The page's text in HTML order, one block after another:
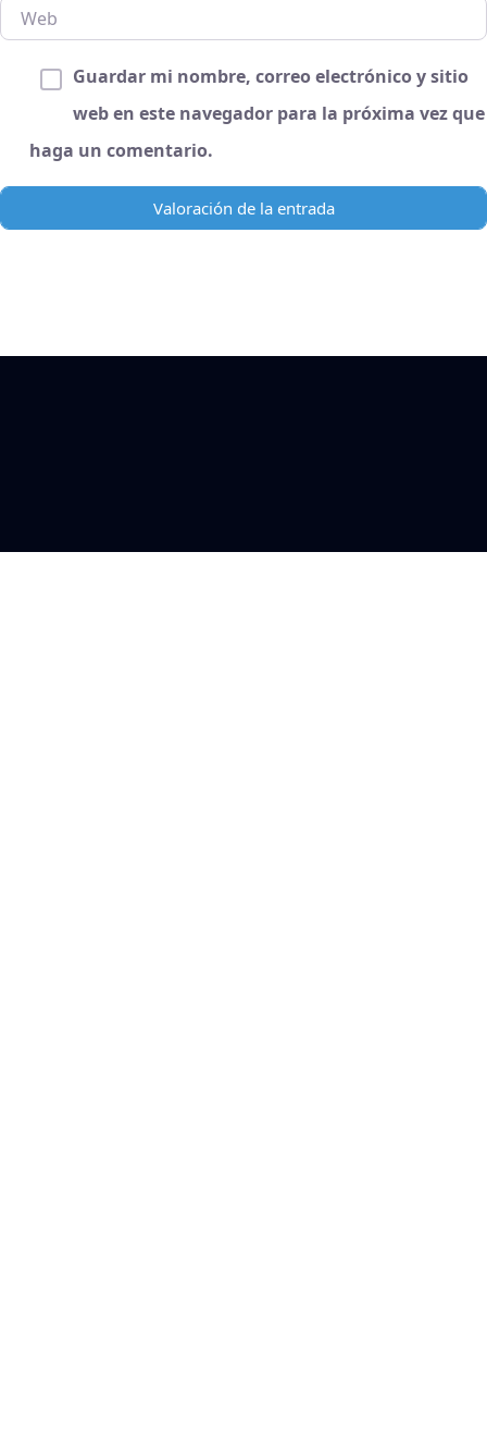
Web
Guardar mi nombre, correo electrónico y sitio
web en este navegador para la próxima vez que
haga un comentario.